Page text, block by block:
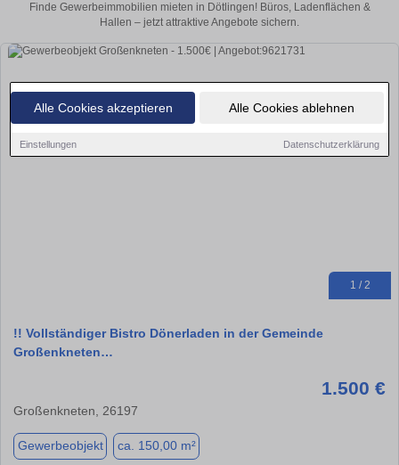
Alle Cookies akzeptieren Alle Cookies ablehnen
Einstellungen Datenschutzerklärung
Finde Gewerbeimmobilien mieten in Dötlingen! Büros, Ladenflächen &
Hallen – jetzt attraktive Angebote sichern.
1 / 2
!! Vollständiger Bistro Dönerladen in der Gemeinde
Großenkneten…
1.500 €
Großenkneten, 26197
Gewerbeobjekt ca. 150,00 m²